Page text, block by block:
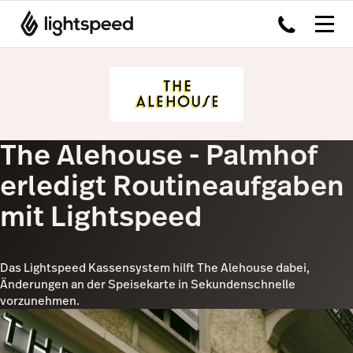
The Alehouse - Palmhof
erledigt Routineaufgaben
mit Lightspeed
Das Lightspeed Kassensystem hilft The Alehouse dabei,
Änderungen an der Speisekarte in Sekundenschnelle
vorzunehmen.